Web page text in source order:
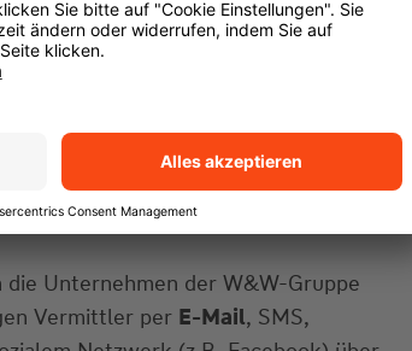
Unternehmen der W&W-Gruppe
Vermittler per E-Mail, SMS,